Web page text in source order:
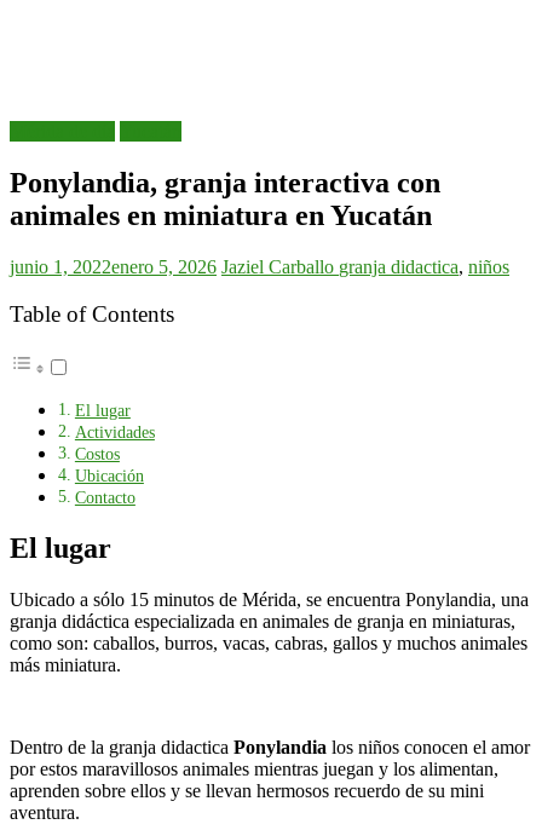
Ponylandia, granja interactiva con
animales en miniatura en Yucatán
junio 1, 2022enero 5, 2026 Jaziel Carballo granja didactica, niños
Table of Contents
El lugar
Actividades
Costos
Ubicación
Contacto
El lugar
Ubicado a sólo 15 minutos de Mérida, se encuentra Ponylandia, una
granja didáctica especializada en animales de granja en miniaturas,
como son: caballos, burros, vacas, cabras, gallos y muchos animales
más miniatura.
Dentro de la granja didactica Ponylandia los niños conocen el amor
por estos maravillosos animales mientras juegan y los alimentan,
aprenden sobre ellos y se llevan hermosos recuerdo de su mini
aventura.